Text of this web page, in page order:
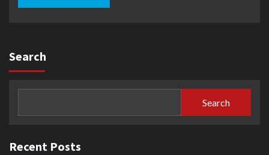
Search
Search
Recent Posts